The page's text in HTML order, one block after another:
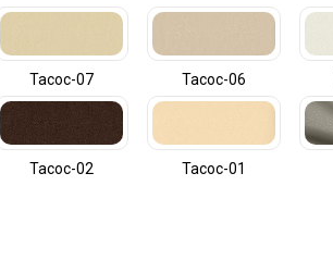
Тасос-07 Тасос-06
Тасос-02 Тасос-01